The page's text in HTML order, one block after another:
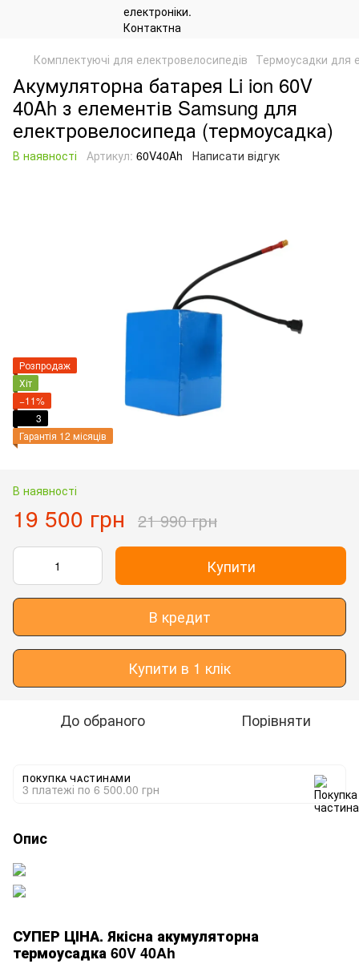
Комплектуючі для електровелосипедів Термоусадки для
Акумуляторна батарея Li ion 60V
40Ah з елементів Samsung для
електровелосипеда (термоусадка)
В наявності Артикул: 60V40Ah Написати відгук
Розпродаж
Хіт
−11%
3
Гарантія 12 місяців
В наявності
19 500 грн 21 990 грн
Купити
В кредит
Купити в 1 клік
До обраного Порівняти
ПОКУПКА ЧАСТИНАМИ
3 платежі по 6 500.00 грн
Опис
СУПЕР ЦІНА. Якісна акумуляторна
термоусадка 60V 40Ah